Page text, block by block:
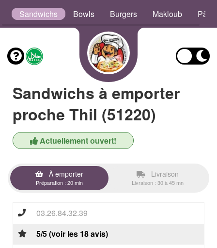
Sandwichs Bowls Burgers Makloub Pâtes
Sandwichs à emporter
proche Thil (51220)
Actuellement ouvert!
À emporter
Préparation : 20 min
Livraison
Livraison : 30 à 45 mn
03.26.84.32.39
5/5 (voir les 18 avis)